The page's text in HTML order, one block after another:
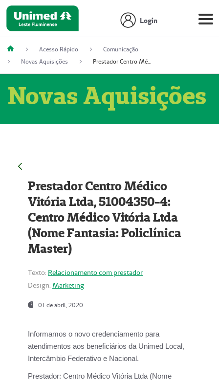
Login
Acesso Rápido
Comunicação
Novas Aquisições
Prestador Centro Médico Vitória Ltda, 51004350-4: Centro Médico Vitória Ltda (Nome Fantasia: Policlínica Master)
Novas Aquisições
Prestador Centro Médico
Vitória Ltda, 51004350-4:
Centro Médico Vitória Ltda
(Nome Fantasia: Policlínica
Master)
Texto: Relacionamento com prestador
Design: Marketing
01 de abril, 2020
Informamos o novo credenciamento para
atendimentos aos beneficiários da Unimed Local,
Intercâmbio Federativo e Nacional.
Prestador: Centro Médico Vitória Ltda (Nome